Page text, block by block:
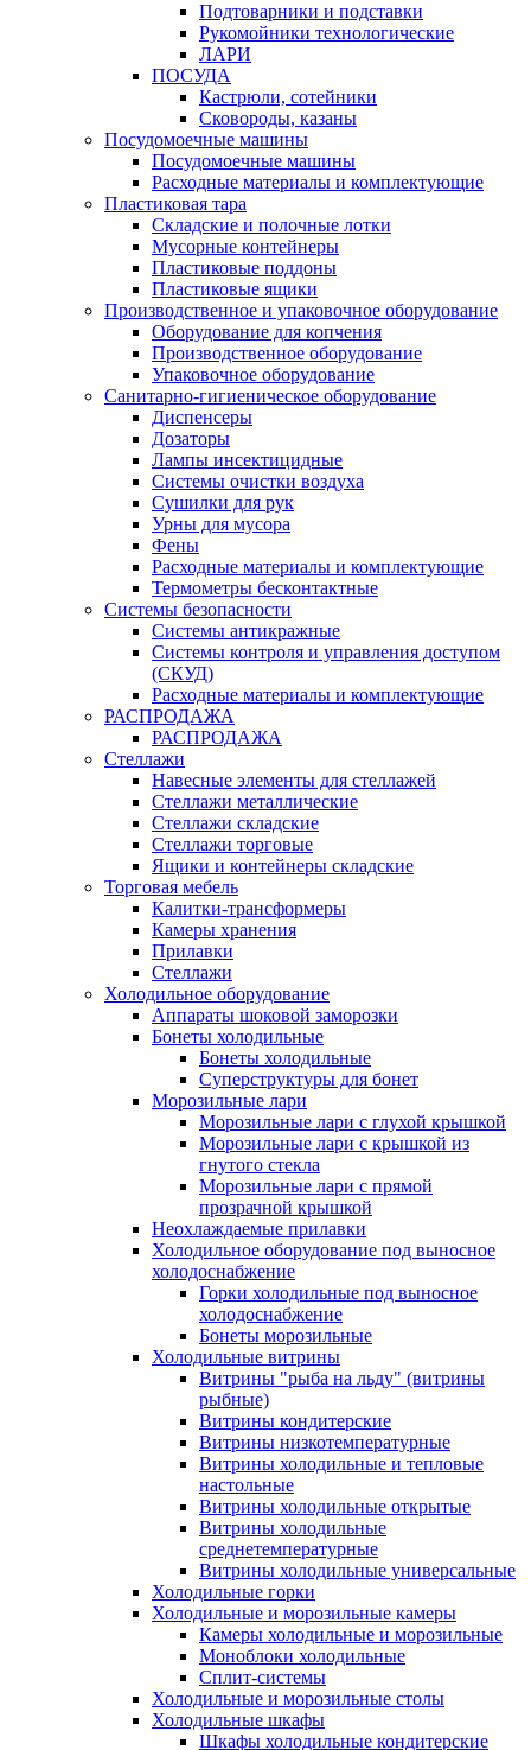
Подтоварники и подставки
Рукомойники технологические
ЛАРИ
ПОСУДА
Кастрюли, сотейники
Сковороды, казаны
Посудомоечные машины
Посудомоечные машины
Расходные материалы и комплектующие
Пластиковая тара
Складские и полочные лотки
Мусорные контейнеры
Пластиковые поддоны
Пластиковые ящики
Производственное и упаковочное оборудование
Оборудование для копчения
Производственное оборудование
Упаковочное оборудование
Санитарно-гигиеническое оборудование
Диспенсеры
Дозаторы
Лампы инсектицидные
Системы очистки воздуха
Сушилки для рук
Урны для мусора
Фены
Расходные материалы и комплектующие
Термометры бесконтактные
Системы безопасности
Системы антикражные
Системы контроля и управления доступом
(СКУД)
Расходные материалы и комплектующие
РАСПРОДАЖА
РАСПРОДАЖА
Стеллажи
Навесные элементы для стеллажей
Стеллажи металлические
Стеллажи складские
Стеллажи торговые
Ящики и контейнеры складские
Торговая мебель
Калитки-трансформеры
Камеры хранения
Прилавки
Стеллажи
Холодильное оборудование
Аппараты шоковой заморозки
Бонеты холодильные
Бонеты холодильные
Суперструктуры для бонет
Морозильные лари
Морозильные лари с глухой крышкой
Морозильные лари с крышкой из
гнутого стекла
Морозильные лари с прямой
прозрачной крышкой
Неохлаждаемые прилавки
Холодильное оборудование под выносное
холодоснабжение
Горки холодильные под выносное
холодоснабжение
Бонеты морозильные
Холодильные витрины
Витрины "рыба на льду" (витрины
рыбные)
Витрины кондитерские
Витрины низкотемпературные
Витрины холодильные и тепловые
настольные
Витрины холодильные открытые
Витрины холодильные
среднетемпературные
Витрины холодильные универсальные
Холодильные горки
Холодильные и морозильные камеры
Камеры холодильные и морозильные
Моноблоки холодильные
Сплит-системы
Холодильные и морозильные столы
Холодильные шкафы
Шкафы холодильные кондитерские